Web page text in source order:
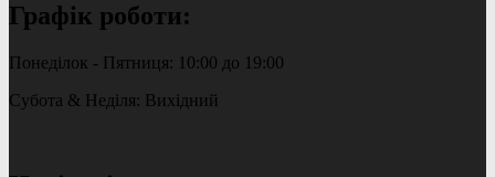
Графік роботи:
Понеділок - Пятниця: 10:00 до 19:00
Субота & Неділя: Вихідний